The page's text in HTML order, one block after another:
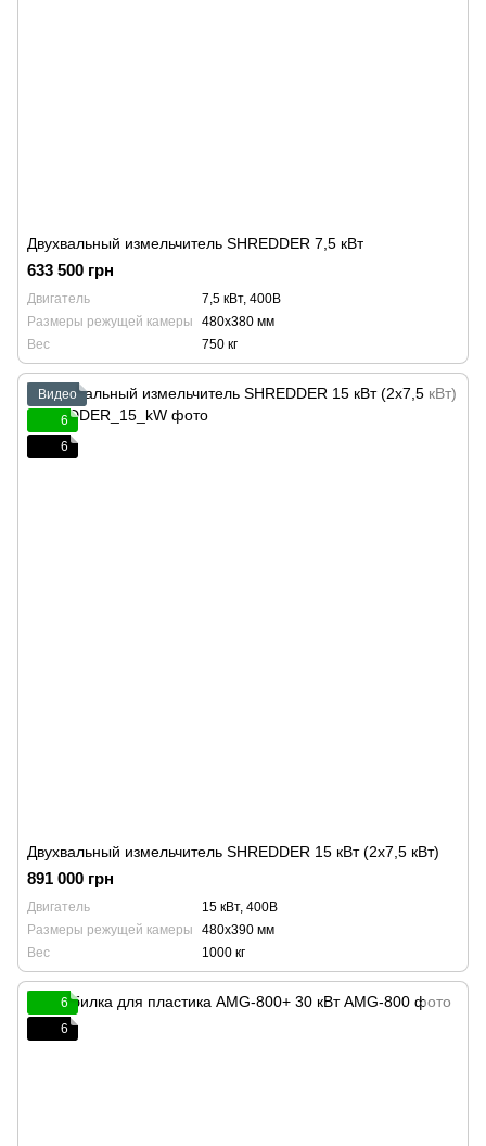
Двухвальный измельчитель SHREDDER 7,5 кВт
633 500 грн
Двигатель
7,5 кВт, 400В
Размеры режущей камеры
480х380 мм
Вес
750 кг
Видео
6
6
Двухвальный измельчитель SHREDDER 15 кВт (2x7,5 кВт)
891 000 грн
Двигатель
15 кВт, 400В
Размеры режущей камеры
480х390 мм
Вес
1000 кг
6
6